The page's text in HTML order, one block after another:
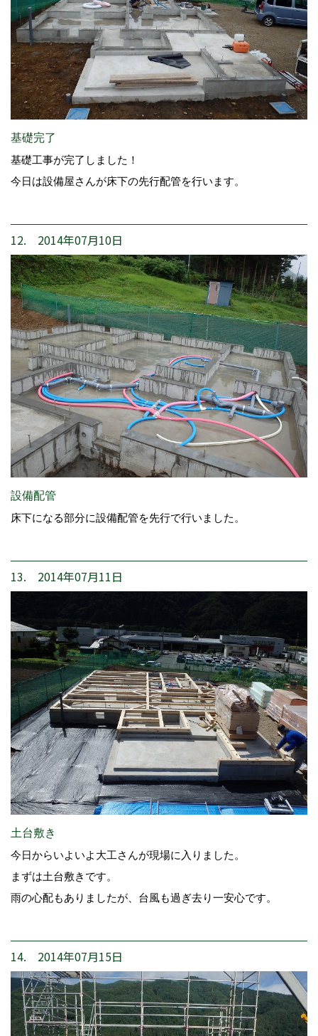
基礎完了
基礎工事が完了しました！
今日は設備屋さんが床下の先行配管を行います。
12. 2014年07月10日
設備配管
床下になる部分に設備配管を先行で行いました。
13. 2014年07月11日
土台敷き
今日からいよいよ大工さんが現場に入りました。
まずは土台敷きです。
雨の心配もありましたが、台風も過ぎ去り一安心です。
14. 2014年07月15日